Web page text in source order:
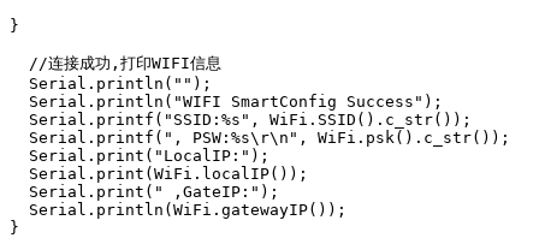
}
  //连接成功,打印WIFI信息
  Serial.println("");
  Serial.println("WIFI SmartConfig Success");
  Serial.printf("SSID:%s", WiFi.SSID().c_str());
  Serial.printf(", PSW:%s\r\n", WiFi.psk().c_str());
  Serial.print("LocalIP:");
  Serial.print(WiFi.localIP());
  Serial.print(" ,GateIP:");
  Serial.println(WiFi.gatewayIP());
}